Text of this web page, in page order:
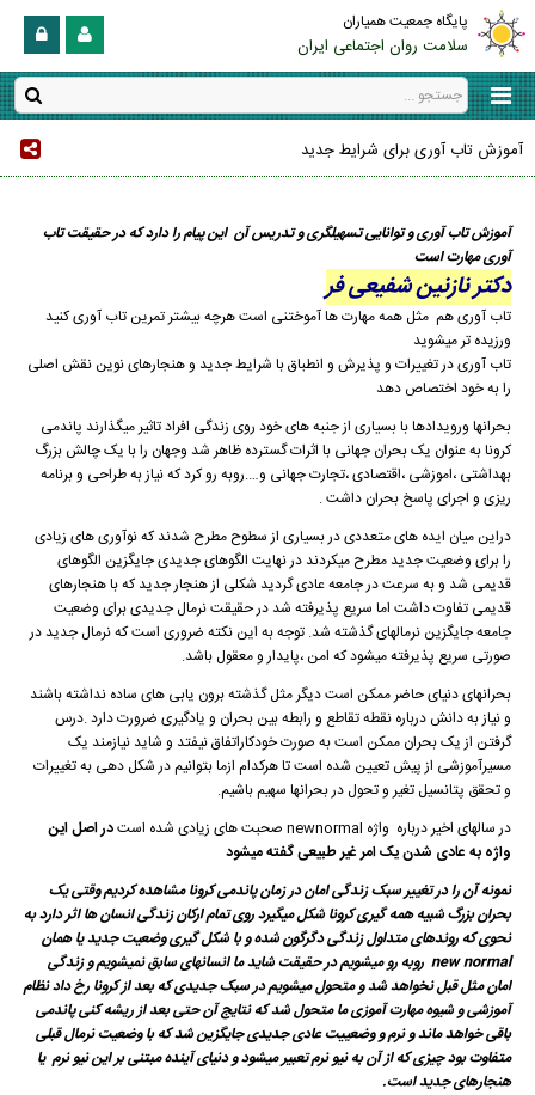
پایگاه جمعیت همیاران
سلامت روان اجتماعی ایران
آموزش تاب آوری برای شرایط جدید
آموزش تاب آوری و توانایی تسهیلگری و تدریس آن این پیام را دارد که در حقیقت تاب
آوری مهارت است
دکتر نازنین شفیعی فر
تاب آوری هم مثل همه مهارت ها آموختنی است هرچه بیشتر تمرین تاب آوری کنید
ورزیده تر میشوید
تاب آوری در تغییرات و پذیرش و انطباق با شرایط جدید و هنجارهای نوین نقش اصلی
را به خود اختصاص دهد
بحرانها ورویدادها با بسیاری از جنبه های خود روی زندگی افراد تاثیر میگذارند پاندمی
کرونا به عنوان یک بحران جهانی با اثرات گسترده ظاهر شد وجهان را با یک چالش بزرگ
بهداشتی ،اموزشی ،اقتصادی ،تجارت جهانی و….روبه رو کرد که نیاز به طراحی و برنامه
ریزی و اجرای پاسخ بحران داشت .
دراین میان ایده های متعددی در بسیاری از سطوح مطرح شدند که نوآوری های زیادی
را برای وضعیت جدید مطرح میکردند در نهایت الگوهای جدیدی جایگزین الگوهای
قدیمی شد و به سرعت در جامعه عادی گردید شکلی از هنجار جدید که با هنجارهای
قدیمی تفاوت داشت اما سریع پذیرفته شد در حقیقت نرمال جدیدی برای وضعیت
جامعه جایگزین نرمالهای گذشته شد. توجه به این نکته ضروری است که نرمال جدید در
صورتی سریع پذیرفته میشود که امن ،پایدار و معقول باشد.
بحرانهای دنیای حاضر ممکن است دیگر مثل گذشته برون یابی های ساده نداشته باشند
و نیاز به دانش درباره نقطه تقاطع و رابطه بین بحران و یادگیری ضرورت دارد .درس
گرفتن از یک بحران ممکن است به صورت خودکاراتفاق نیفتد و شاید نیازمند یک
مسیرآموزشی از پیش تعیین شده است تا هرکدام ازما بتوانیم در شکل دهی به تغییرات
و تحقق پتانسیل تغیر و تحول در بحرانها سهیم باشیم.
در سالهای اخیر درباره واژه newnormal صحبت های زیادی شده است
در اصل این
واژه به عادی شدن یک امر غیر طبیعی گفته میشود
نمونه آن را در تغییر سبک زندگی امان در زمان پاندمی کرونا مشاهده کردیم وقتی یک
بحران بزرگ شبیه همه گیری کرونا شکل میگیرد روی تمام ارکان زندگی انسان ها اثر دارد به
نحوی که روندهای متداول زندگی دگرگون شده و با شکل گیری وضعیت جدید یا همان
new normal روبه رو میشویم در حقیقت شاید ما انسانهای سابق نمیشویم و زندگی
امان مثل قبل نخواهد شد و متحول میشویم در سبک جدیدی که بعد از کرونا رخ داد نظام
آموزشی و شیوه مهارت آموزی ما متحول شد که نتایج آن حتی بعد از ریشه کنی پاندمی
باقی خواهد ماند و نرم و وضعییت عادی جدیدی جایگزین شد که با وضعیت نرمال قبلی
متفاوت بود چیزی که از آن به نیو نرم تعبیر میشود و دنیای آینده مبتنی بر این نیو نرم یا
هنجارهای جدید است.